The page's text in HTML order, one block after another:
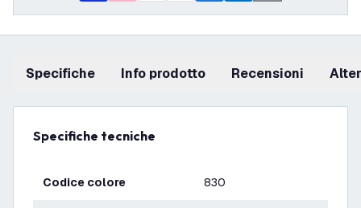
Specifiche info prodotto recensioni
Specifiche tecniche
Codice colore 830